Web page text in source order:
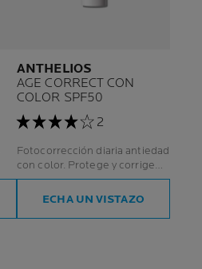
ANTHELIOS
AGE CORRECT CON
COLOR SPF50
2
Fotocorrección diaria antiedad
con color. Protege y corrige
arrugas, manchas y elasticidad.
ECHA UN VISTAZO